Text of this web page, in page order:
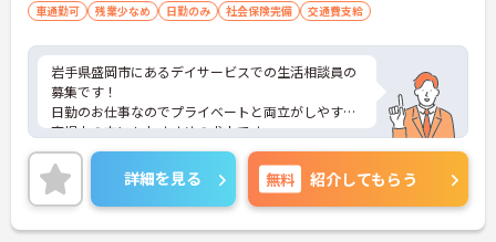
■ 地域を支えるやりがいある仕事♪
高齢者ケアの中心として活躍できます。
・ケアマネ業務と生活支援を一体的に実施
・多職種と連携して利用者様をサポート
・地域の介護インフラとして重要な役割
→やりがいを感じながら働けるポジションです
車通勤可 残業少なめ 日勤のみ 社会保険完備 交通費支給
岩手県盛岡市にあるデイサービスでの生活相談員の
募集です！
日勤のお仕事なのでプライベートと両立がしやすく
育児中の方にもおすすめの求人です。
全国に複数施設を運営している法人で安定性もあ
り、福利厚生も充実しています◎
ご興味のある方には、面接対策ポイントなど、さら
に詳細をお話しいたしますのでお気軽にご相談くだ
さい！
詳細を見る 無料 紹介してもらう